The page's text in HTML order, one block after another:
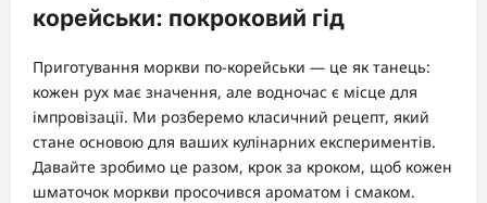
корейськи: покроковий гід
Приготування моркви по-корейськи — це як танець:
кожен рух має значення, але водночас є місце для
імпровізації. Ми розберемо класичний рецепт, який
стане основою для ваших кулінарних експериментів.
Давайте зробимо це разом, крок за кроком, щоб кожен
шматочок моркви просочився ароматом і смаком.